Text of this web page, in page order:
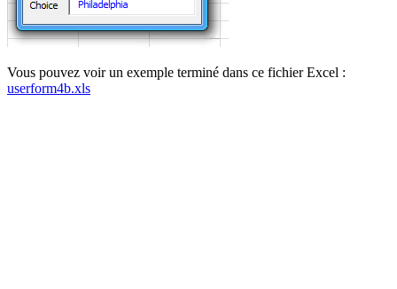
Vous pouvez voir un exemple terminé dans ce fichier Excel :
userform4b.xls